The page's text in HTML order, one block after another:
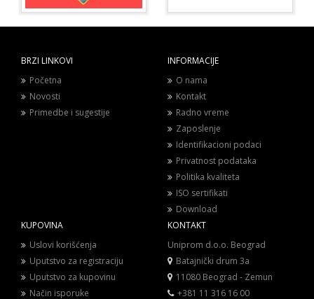
BRZI LINKOVI
Početna
Novosti
Primedbe i sugestije
INFORMACIJE
O nama
Kontakt
Radno vreme
Zaposlenje
Identifikacioni podaci
Privatnost podataka
Politika kvaliteta
ISO sertifikati
Download
KUPOVINA
Uslovi korišćenja
Uputstvo za registraciju
Uputstvo za kupovinu
Način isporuke
KONTAKT
Uniprom d.o.o. Beograd
Batajnički drum 3a
11080 Beograd - Zemun
+381 11 316 16 00